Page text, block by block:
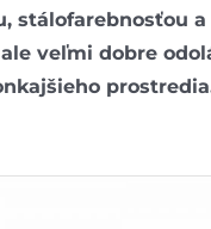
stálofarebnosťou
veľmi dobre